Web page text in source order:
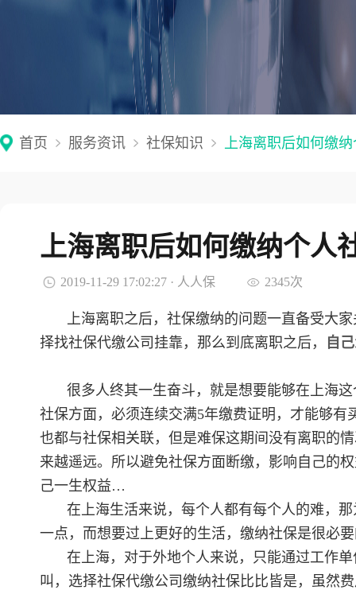
首页 服务资讯 社保知识 上海离职后如何缴
上海离职后如何缴纳个人
2019-11-29 17:02:27 · 人人保 2345次
上海离职之后，社保缴纳的问题一直备受大
择找社保代缴公司挂靠，那么到底离职之后，
自
很多人终其一生奋斗，就是想要能够在上海
社保方面，必须连续交满5年缴费证明，才能够
也都与社保相关联，但是难保这期间没有离职的
来越遥远。所以避免社保方面断缴，影响自己的
己一生权益…
在上海生活来说，每个人都有每个人的难，
一点，而想要过上更好的生活，缴纳社保是很必
在上海，对于外地个人来说，只能通过工作
叫，选择社保代缴公司缴纳社保比比皆是，虽然